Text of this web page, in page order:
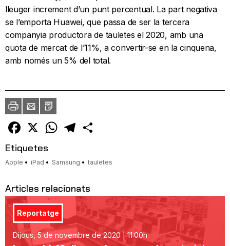
lleuger increment d’un punt percentual. La part negativa
se l’emporta Huawei, que passa de ser la tercera
companyia productora de tauletes el 2020, amb una
quota de mercat de l’11%, a convertir-se en la cinquena,
amb només un 5% del total.
ImprimirEnvia
un
amic
PDF
Facebook
X WhatsAppTelegram
Etiquetes
Apple iPad Samsung tauletes
Articles relacionats
Reportatge
Dijous, 5 de novembre de 2020 | 11:00h